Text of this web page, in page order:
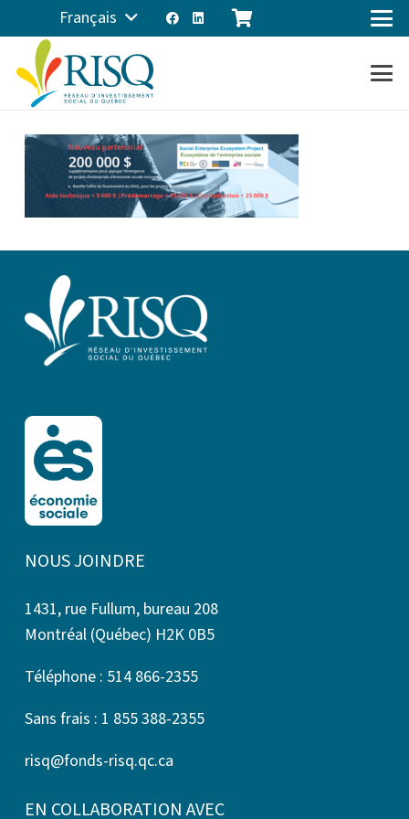
Français
NOUS JOINDRE
1431, rue Fullum, bureau 208
Montréal (Québec) H2K 0B5
Téléphone : 514 866-2355
Sans frais : 1 855 388-2355
risq@fonds-risq.qc.ca
EN COLLABORATION AVEC